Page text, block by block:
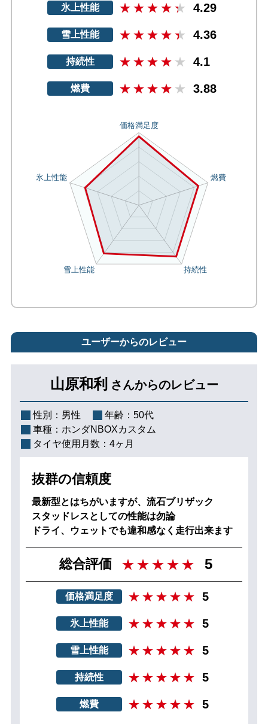
氷上性能 4.29
雪上性能 4.36
持続性 4.1
燃費 3.88
ユーザーからのレビュー
山原和利 さんからのレビュー
性別： 男性 年齢： 50代
車種： ホンダNBOXカスタム
タイヤ使用月数： 4ヶ月
抜群の信頼度
最新型とはちがいますが、流石ブリザック
スタッドレスとしての性能は勿論
ドライ、ウェットでも違和感なく走行出来ます
総合評価 5
価格満足度 5
氷上性能 5
雪上性能 5
持続性 5
燃費 5